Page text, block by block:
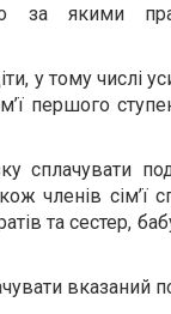
за якими
у тому числі
першого
сплачувати
членів сім’ї
та сестер,
вказаний